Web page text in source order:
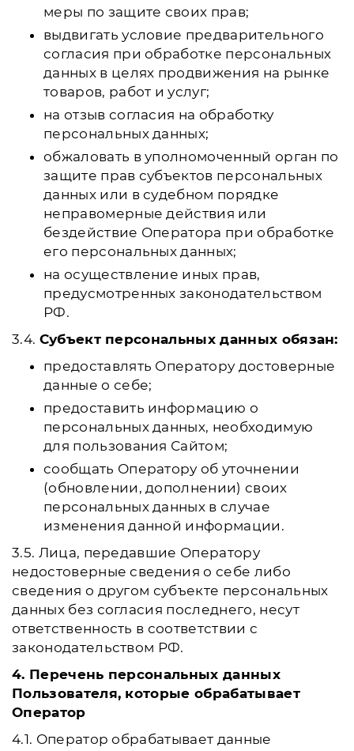
меры по защите своих прав;
выдвигать условие предварительного
согласия при обработке персональных
данных в целях продвижения на рынке
товаров, работ и услуг;
на отзыв согласия на обработку
персональных данных;
обжаловать в уполномоченный орган по
защите прав субъектов персональных
данных или в судебном порядке
неправомерные действия или
бездействие Оператора при обработке
его персональных данных;
на осуществление иных прав,
предусмотренных законодательством
РФ.
3.4. Субъект персональных данных обязан:
предоставлять Оператору достоверные
данные о себе;
предоставить информацию о
персональных данных, необходимую
для пользования Сайтом;
сообщать Оператору об уточнении
(обновлении, дополнении) своих
персональных данных в случае
изменения данной информации.
3.5. Лица, передавшие Оператору
недостоверные сведения о себе либо
сведения о другом субъекте персональных
данных без согласия последнего, несут
ответственность в соответствии с
законодательством РФ.
4. Перечень персональных данных
Пользователя, которые обрабатывает
Оператор
4.1. Оператор обрабатывает данные